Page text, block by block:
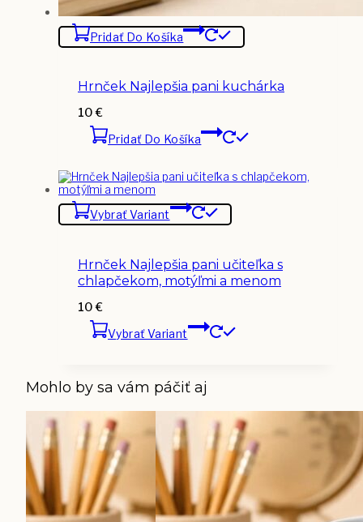
Pridať Do Košíka
Hrnček Najlepšia pani kuchárka
10€
Pridať Do Košíka
Vybrať Variant
Hrnček Najlepšia pani učiteľka s
chlapčekom, motýľmi a menom
10€
Vybrať Variant
Mohlo by sa vám páčiť aj